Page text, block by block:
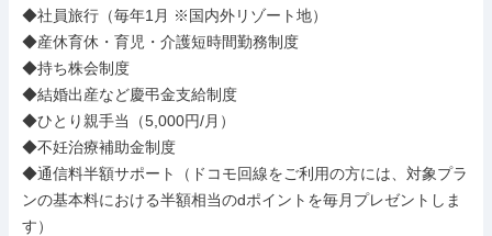
◆社員旅行（毎年1月 ※国内外リゾート地）
◆産休育休・育児・介護短時間勤務制度
◆持ち株会制度
◆結婚出産など慶弔金支給制度
◆ひとり親手当（5,000円/月）
◆不妊治療補助金制度
◆通信料半額サポート（ドコモ回線をご利用の方には、対象プラ
ンの基本料における半額相当のdポイントを毎月プレゼントしま
す）